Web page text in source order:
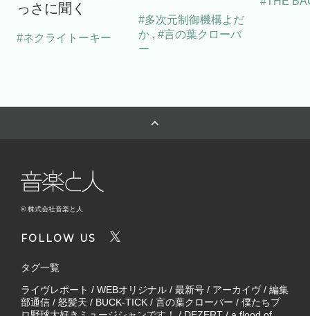
っさに聞く
#ネクライトーキー
#多次元制御機構よだ
か , #言の葉クローバ
ー
© 株式会社音楽と人
FOLLOW US
タグ一覧
ライヴレポート / WEBオリジナル / 最新号 / アーカイヴ/ 編集
部通信 / 怒髪天 / BUCK-TICK / 言の葉クローバー / 僕たちプ